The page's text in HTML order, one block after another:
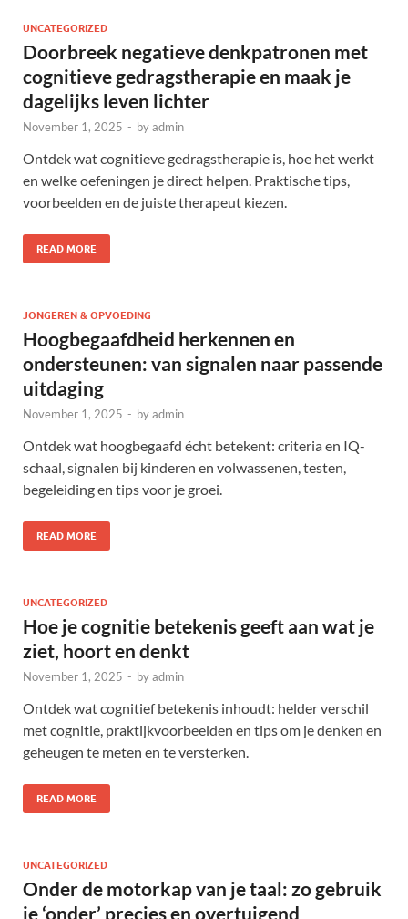
UNCATEGORIZED
Doorbreek negatieve denkpatronen met
cognitieve gedragstherapie en maak je
dagelijks leven lichter
November 1, 2025 - byadmin
Ontdek wat cognitieve gedragstherapie is, hoe het werkt
en welke oefeningen je direct helpen. Praktische tips,
voorbeelden en de juiste therapeut kiezen.
READ MORE
JONGEREN & OPVOEDING
Hoogbegaafdheid herkennen en
ondersteunen: van signalen naar passende
uitdaging
November 1, 2025 - byadmin
Ontdek wat hoogbegaafd écht betekent: criteria en IQ-
schaal, signalen bij kinderen en volwassenen, testen,
begeleiding en tips voor je groei.
READ MORE
UNCATEGORIZED
Hoe je cognitie betekenis geeft aan wat je
ziet, hoort en denkt
November 1, 2025 - byadmin
Ontdek wat cognitief betekenis inhoudt: helder verschil
met cognitie, praktijkvoorbeelden en tips om je denken en
geheugen te meten en te versterken.
READ MORE
UNCATEGORIZED
Onder de motorkap van je taal: zo gebruik
je ‘onder’ precies en overtuigend